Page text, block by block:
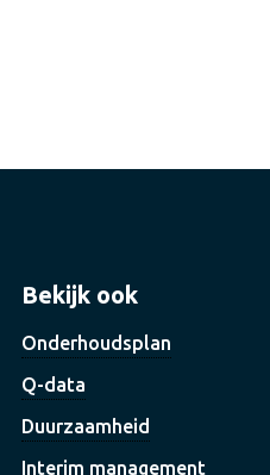
Bekijk ook
Onderhoudsplan
Q-data
Duurzaamheid
Interim management